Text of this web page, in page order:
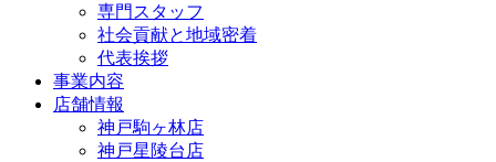
専門スタッフ
社会貢献と地域密着
代表挨拶
事業内容
店舗情報
神戸駒ヶ林店
神戸星陵台店